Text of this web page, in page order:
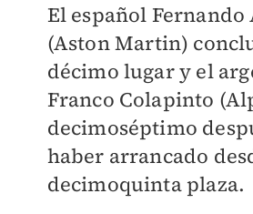
El español Fernando
(Aston Martin)
décimo lugar y el
Franco Colapinto
decimoséptimo
haber arrancado
decimoquinta plaza.